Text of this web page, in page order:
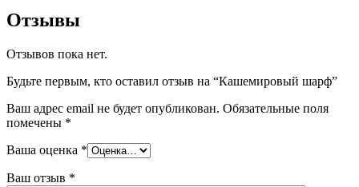
Отзывы
Отзывов пока нет.
Будьте первым, кто оставил отзыв на “Кашемировый шарф”
Ваш адрес email не будет опубликован. Обязательные поля
помечены *
Ваша оценка *
Ваш отзыв *